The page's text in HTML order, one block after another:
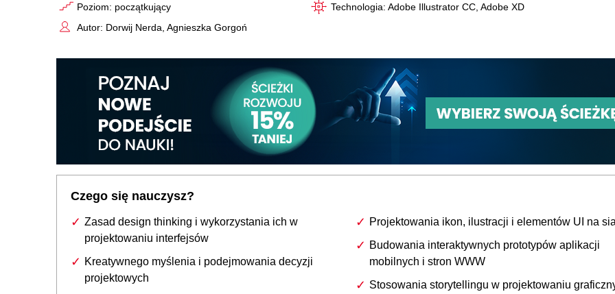
Poziom: początkujący
Autor: Dorwij Nerda, Agnieszka Gorgoń
Technologia: Adobe Illustrator CC, Adobe XD
Czego się nauczysz?
Zasad design thinking i wykorzystania ich w
projektowaniu interfejsów
Kreatywnego myślenia i podejmowania decyzji
projektowych
Projektowania ikon, ilustracji i elementów UI na
Budowania interaktywnych prototypów aplikacji
mobilnych i stron WWW
Stosowania storytellingu w projektowaniu